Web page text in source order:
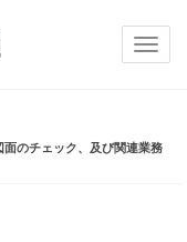
面のチェック、及び関連業務